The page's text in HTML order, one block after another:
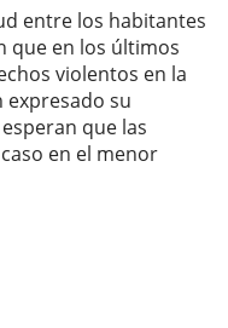
entre los habitantes
que en los últimos
violentos en la
expresado su
que las
en el menor